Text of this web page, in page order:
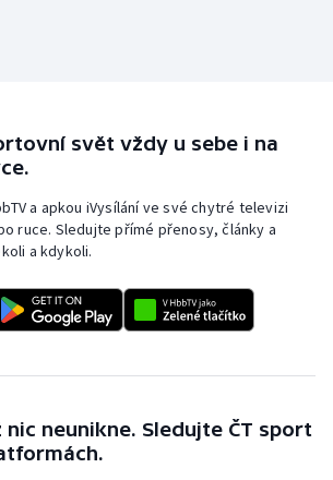
svět vždy u sebe i na
a apkou iVysílání ve své chytré televizi
ruce. Sledujte přímé přenosy, články a
a kdykoli.
neunikne. Sledujte ČT sport